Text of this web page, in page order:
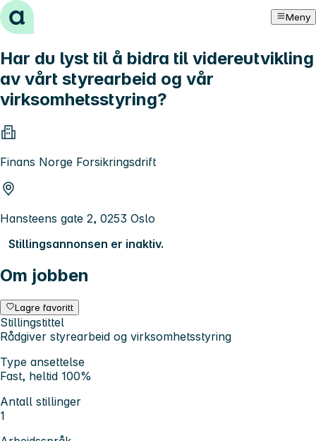
Hopp til innhold Meny
Har du lyst til å bidra til videreutvikling
av vårt styrearbeid og vår
virksomhetsstyring?
Finans Norge Forsikringsdrift
Hansteens gate 2, 0253 Oslo
Stillingsannonsen er inaktiv.
Om jobben
Lagre favoritt
Stillingstittel
Rådgiver styrearbeid og virksomhetsstyring
Type ansettelse
Fast, heltid 100%
Antall stillinger
1